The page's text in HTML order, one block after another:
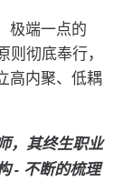
极端一点的
彻底奉行，
高内聚、低耦
，其终生职业
- 不断的梳理